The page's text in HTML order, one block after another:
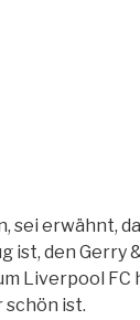
sei erwähnt,
ist, den Gerry
Liverpool FC
schön ist.